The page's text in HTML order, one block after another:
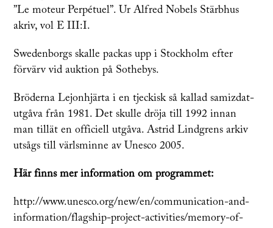
”Le moteur Perpétuel”. Ur Alfred Nobels Stärbhus
akriv, vol E III:I.
Swedenborgs skalle packas upp i Stockholm efter
förvärv vid auktion på Sothebys.
Bröderna Lejonhjärta i en tjeckisk så kallad samizdat-
utgåva från 1981. Det skulle dröja till 1992 innan
man tillät en officiell utgåva. Astrid Lindgrens arkiv
utsågs till värlsminne av Unesco 2005.
Här finns mer information om programmet:
http://www.unesco.org/new/en/communication-and-
information/flagship-project-activities/memory-of-